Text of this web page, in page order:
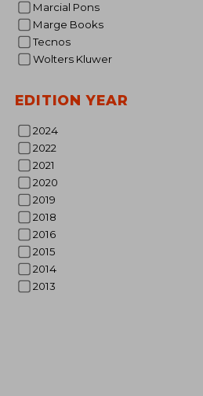
Marcial Pons
Marge Books
Tecnos
Wolters Kluwer
EDITION YEAR
2024
2022
2021
2020
2019
2018
2016
2015
2014
2013